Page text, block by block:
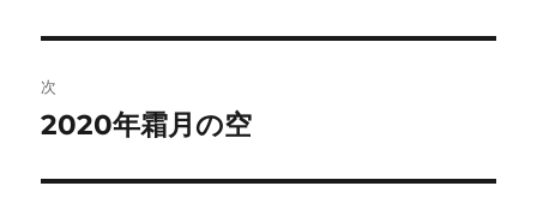
ビ
ゲ
ー
投
稿:
次
次
投
2020年霜月の空